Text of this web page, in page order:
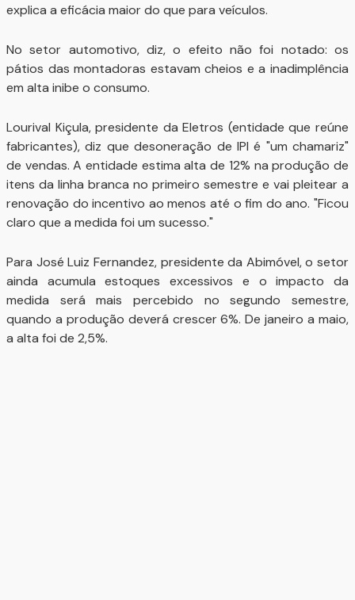
explica a eficácia maior do que para veículos.
No setor automotivo, diz, o efeito não foi notado: os
pátios das montadoras estavam cheios e a inadimplência
em alta inibe o consumo.
Lourival Kiçula, presidente da Eletros (entidade que reúne
fabricantes), diz que desoneração de IPI é "um chamariz"
de vendas. A entidade estima alta de 12% na produção de
itens da linha branca no primeiro semestre e vai pleitear a
renovação do incentivo ao menos até o fim do ano. "Ficou
claro que a medida foi um sucesso."
Para José Luiz Fernandez, presidente da Abimóvel, o setor
ainda acumula estoques excessivos e o impacto da
medida será mais percebido no segundo semestre,
quando a produção deverá crescer 6%. De janeiro a maio,
a alta foi de 2,5%.